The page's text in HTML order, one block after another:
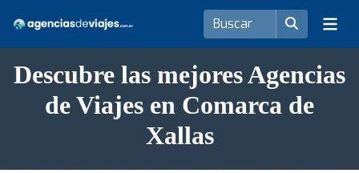
Descubre las mejores Agencias
de Viajes en Comarca de
Xallas